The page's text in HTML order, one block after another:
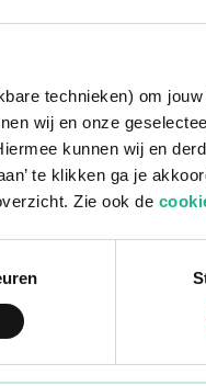
technieken) om
wij en onze
kunnen wij en
te klikken ga je
Zie ook de